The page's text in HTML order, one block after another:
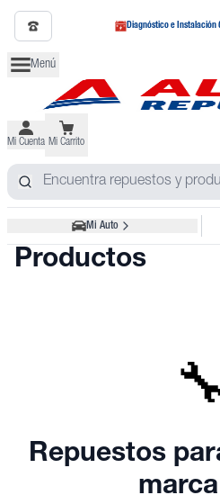
Diagnóstico e Instalación
Menú
Mi Cuenta Mi Carrito
Mi Auto
Productos
Repuestos